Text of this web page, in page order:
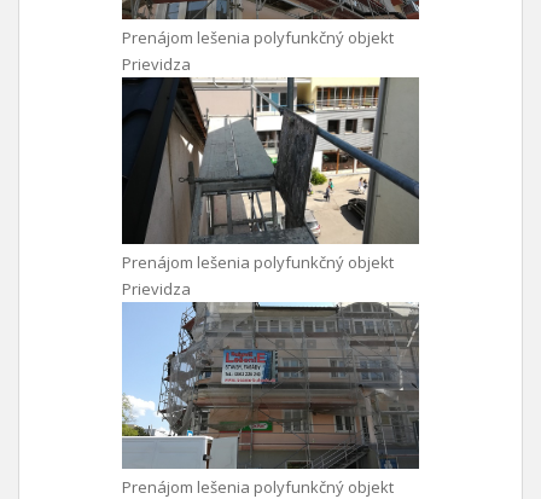
Prenájom lešenia polyfunkčný objekt
Prievidza
Prenájom lešenia polyfunkčný objekt
Prievidza
Prenájom lešenia polyfunkčný objekt